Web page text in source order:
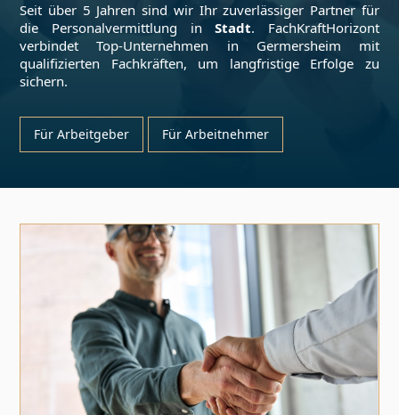
Seit über 5 Jahren sind wir Ihr zuverlässiger Partner für
die Personalvermittlung inStadt. FachKraftHorizont
verbindet Top-Unternehmen in Germersheim mit
qualifizierten Fachkräften, um langfristige Erfolge zu
sichern.
Für Arbeitgeber Für Arbeitnehmer